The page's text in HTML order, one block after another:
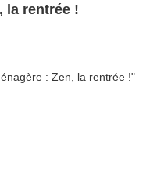
la rentrée !